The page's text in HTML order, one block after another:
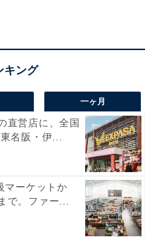
Amazon）
キラの金フチがついた
ちな触り心地が楽しい
一ヶ月
直営店に、全国
名阪・伊...
マーケットか
で。ファー...